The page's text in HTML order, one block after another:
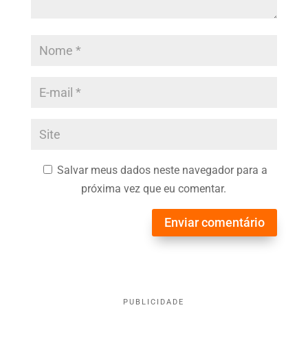
Salvar meus dados neste navegador para a
próxima vez que eu comentar.
Enviar comentário
PUBLICIDADE